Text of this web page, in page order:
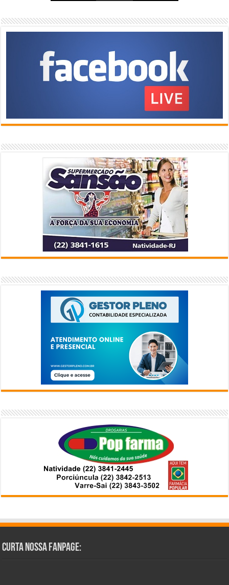
Curta Nossa Fanpage: